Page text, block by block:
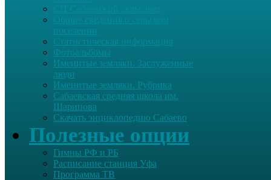
Общие сведения о сельском
поселении
Статистическая информация
Фотоальбомы
Именитые земляки. Заслуженные
люди
Именитые земляки. Рубрика
Сабаевская средняя школа им.
Шарипова
Скачать энциклопедию Сабаево
Полезные опции
Гимны РФ и РБ
Расписание станция Уфа
Программа ТВ